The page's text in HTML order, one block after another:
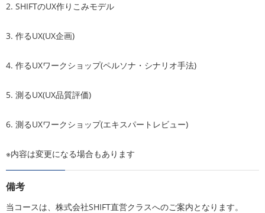
2. SHIFTのUX作りこみモデル
3. 作るUX(UX企画)
4. 作るUXワークショップ(ペルソナ・シナリオ手法)
5. 測るUX(UX品質評価)
6. 測るUXワークショップ(エキスパートレビュー)
※内容は変更になる場合もあります
備考
当コースは、株式会社SHIFT直営クラスへのご案内となります。